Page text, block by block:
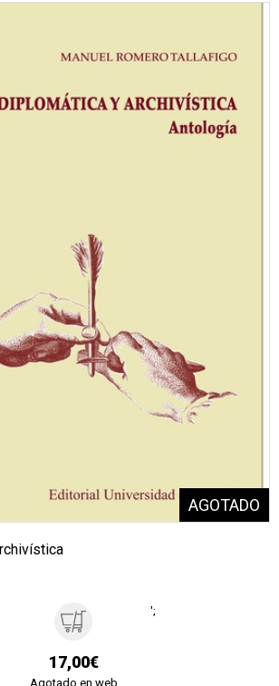
17,00€
Agotado en web
';